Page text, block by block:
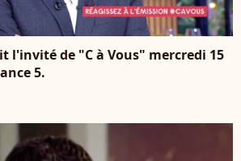
l'invité de "C à Vous" mercredi 15
5.